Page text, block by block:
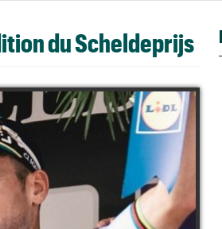
du Scheldeprijs